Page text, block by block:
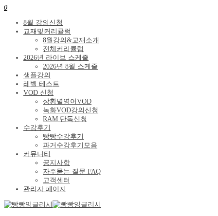
0
8월 강의신청
교재및커리큘럼
8월강의&교재소개
전체커리큘럼
2026년 라이브 스케줄
2026년 8월 스케줄
샘플강의
레벨 테스트
VOD 신청
상황별영어VOD
녹화VOD강의신청
RAM 단독신청
수강후기
빵빵수강후기
과거수강후기모음
커뮤니티
공지사항
자주묻는 질문 FAQ
고객센터
관리자 페이지